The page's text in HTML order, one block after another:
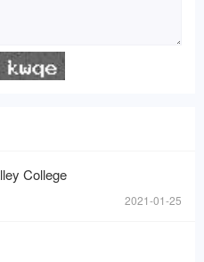
College
2021-01-25